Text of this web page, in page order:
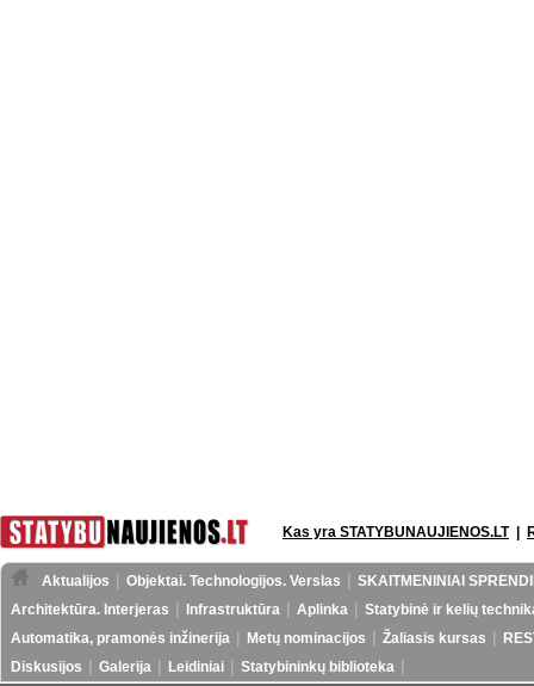
Kas yra STATYBUNAUJIENOS.LT|
Aktualijos Objektai. Technologijos. Verslas
SKAITMENINIAI
Architektūra. Interjeras
Infrastruktūra Aplinka
Statybinė ir kelių
Automatika, pramonės inžinerija
Metų nominacijos Žaliasis kursas
Diskusijos
Galerija Leidiniai Statybininkų biblioteka